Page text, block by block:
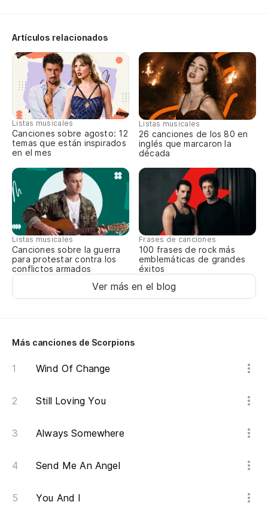
Artículos relacionados
Listas musicales
Canciones sobre agosto: 12
temas que están inspirados
en el mes
Listas musicales
26 canciones de los 80 en
inglés que marcaron la
década
Listas musicales
Canciones sobre la guerra
para protestar contra los
conflictos armados
Frases de canciones
100 frases de rock más
emblemáticas de grandes
éxitos
Ver más en el blog
Más canciones de Scorpions
Wind Of Change
Still Loving You
Always Somewhere
Send Me An Angel
You And I